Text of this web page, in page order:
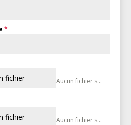
*
fichier Aucun fichier sélectionné
fichier Aucun fichier sélectionné